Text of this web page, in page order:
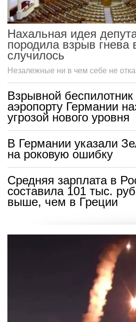
Нахальная идея
породила взрыв
случилось
Незалежные ни в чем себе не
Взрывной беспилотник
аэропорту Германии
угрозой нового уровня
В Германии указали
на роковую ошибку
Средняя зарплата в
составила 101 тыс.
выше, чем в Греции